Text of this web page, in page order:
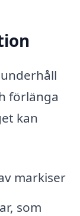
förlänga
kan
markiser
som